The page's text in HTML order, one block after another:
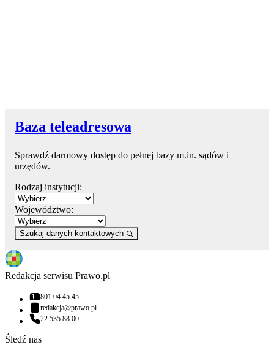
Baza teleadresowa
Sprawdź darmowy dostęp do pełnej bazy m.in. sądów i
urzędów.
Rodzaj instytucji:
Województwo:
Szukaj danych kontaktowych
Redakcja serwisu Prawo.pl
Numer telefonu:
801 04 45 45
Adres email:
redakcja@prawo.pl
Numer telefonu:
22 535 88 00
Śledź nas